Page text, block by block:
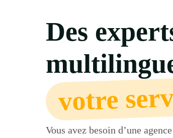
Des
votre
Vous avez besoin d’une